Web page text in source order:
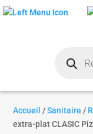
produits
Accueil /Sanitaire /
extra-plat CLASIC